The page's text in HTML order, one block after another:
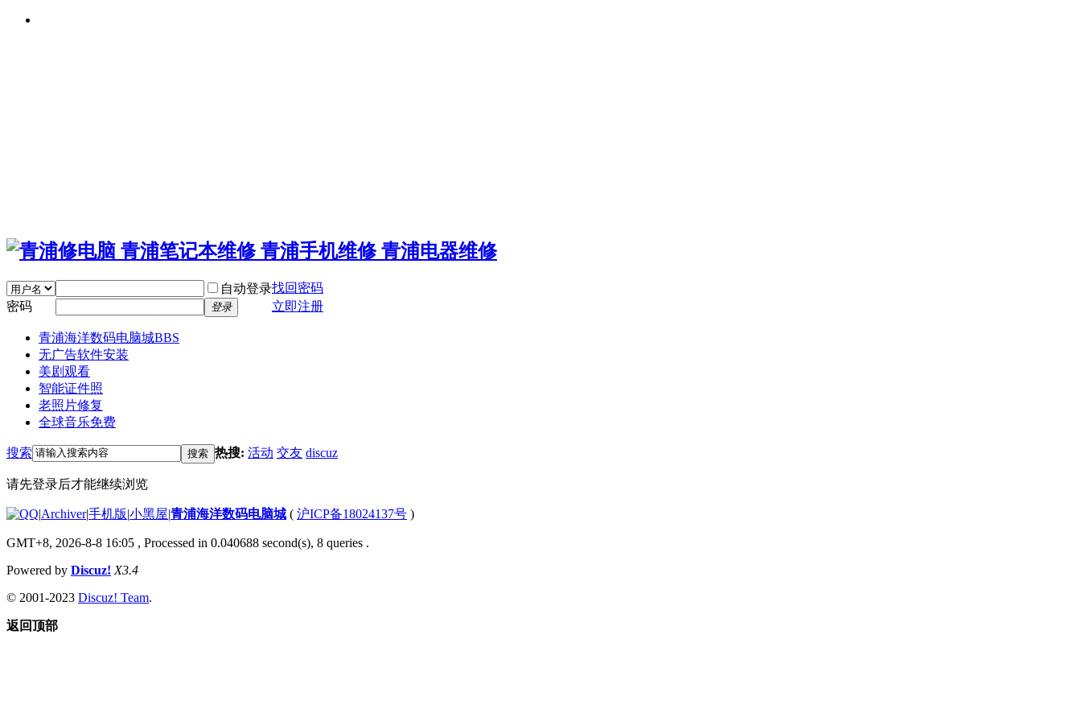
自动登录找回密码
密码
登录 立即注册
青浦海洋数码电脑城BBS
无广告软件安装
美剧观看
智能证件照
老照片修复
全球音乐免费
搜索 搜索 热搜: 活动 交友 discuz
请先登录后才能继续浏览
|Archiver|手机版|小黑屋|青浦海洋数码电脑城 ( 沪ICP备18024137号 )
GMT+8, 2026-8-8 16:05 , Processed in 0.040688 second(s), 8 queries .
Powered by Discuz! X3.4
© 2001-2023 Discuz! Team.
返回顶部